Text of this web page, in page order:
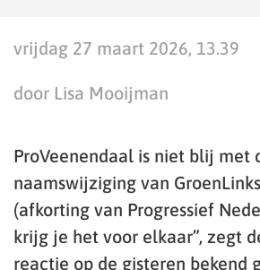
vrijdag 27 maart 2026, 13.39
door Lisa Mooijman
ProVeenendaal is niet blij met
naamswijziging van
(afkorting van Progressief
krijg je het voor elkaar”, zegt
reactie op de gisteren bekend